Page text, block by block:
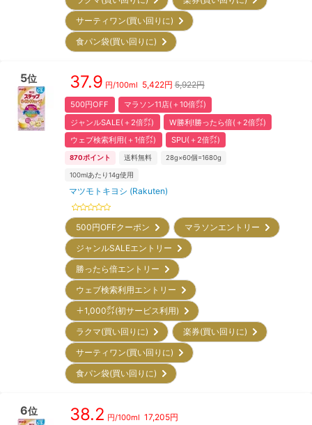
サーティワン(買い回りに)
食パン袋(買い回りに)
5位 37.9 円/100ml 5,422円 5,922円
500円OFF
マラソン11店(＋10倍㌽)
ジャンルSALE(＋2倍㌽)
W勝利!勝ったら倍(＋2倍㌽)
ウェブ検索利用(＋1倍㌽)
SPU(＋2倍㌽)
870ポイント 送料無料 28g×60個=1680g
100mlあたり14g使用
マツモトキヨシ (Rakuten)
500円OFFクーポン
マラソンエントリー
ジャンルSALEエントリー
勝ったら倍エントリー
ウェブ検索利用エントリー
＋1,000㌽(初サービス利用)
ラクマ(買い回りに)
楽券(買い回りに)
サーティワン(買い回りに)
食パン袋(買い回りに)
6位 38.2 円/100ml 17,205円